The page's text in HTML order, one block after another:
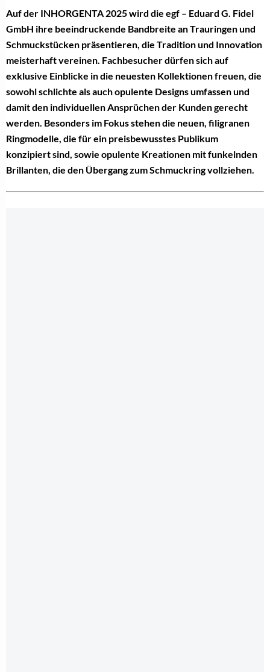
Auf der INHORGENTA 2025 wird die egf – Eduard G. Fidel
GmbH ihre beeindruckende Bandbreite an Trauringen und
Schmuckstücken präsentieren, die Tradition und Innovation
meisterhaft vereinen. Fachbesucher dürfen sich auf
exklusive Einblicke in die neuesten Kollektionen freuen, die
sowohl schlichte als auch opulente Designs umfassen und
damit den individuellen Ansprüchen der Kunden gerecht
werden. Besonders im Fokus stehen die neuen, filigranen
Ringmodelle, die für ein preisbewusstes Publikum
konzipiert sind, sowie opulente Kreationen mit funkelnden
Brillanten, die den Übergang zum Schmuckring vollziehen.